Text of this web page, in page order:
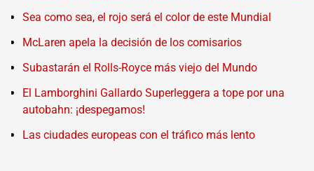
Sea como sea, el rojo será el color de este Mundial
McLaren apela la decisión de los comisarios
Subastarán el Rolls-Royce más viejo del Mundo
El Lamborghini Gallardo Superleggera a tope por una
autobahn: ¡despegamos!
Las ciudades europeas con el tráfico más lento